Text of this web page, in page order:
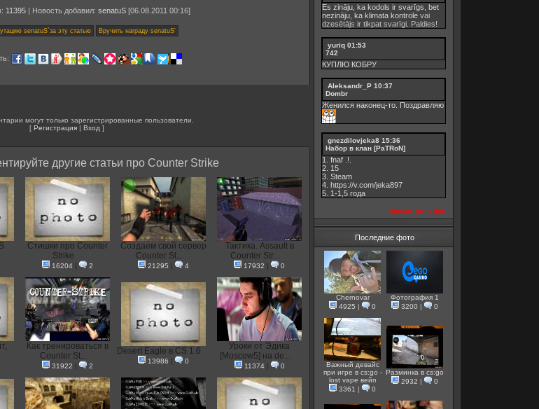
11395| Новость добавил: senatuS[06.08.2011 00:16]
могут только зарегистрированные пользователи.
[ Регистрация | Вход ]
другие статьи про Counter Strike
Стишки про Counter
Strike
16204 | 2
Создаем свой сервер
Counter St...
21295 | 4
Тактика. Assault в
Counter Str...
17932 | 0
Как тренироваться в
Counter St...
31922 | 2
Desert Eagle в CS 1.6
13986 | 0
Уроки от Эдика
[Moscow5] на de...
11374| 0
Es zināju, ka kodols ir svarīgs, bet
nezināju, ka klimata kontrole vai
dzesētājs ir tikpat svarīgi. Paldies!
yuriq 01:53
742
КУПЛЮ КОБРУ
Aleksandr_P 10:37
Dombr
Женился наконец-то. Поздравляю
gnezdilovjeka8 15:36
Набор в клан [PaTRoN]
1. fnaf .!.
2. 15
3. Steam
4. https://v.com/jeka897
5. 1-1,5 годa
посмотреть все
Последние фото
Chernovar
4925 | 0
Фотография 1
3200 | 0
Важный девайс
при игре в cs:go -
lost vape вейп
3361 | 0
Разминка в cs:go
2932 | 0